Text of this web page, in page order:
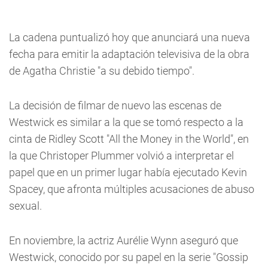
La cadena puntualizó hoy que anunciará una nueva
fecha para emitir la adaptación televisiva de la obra
de Agatha Christie "a su debido tiempo".
La decisión de filmar de nuevo las escenas de
Westwick es similar a la que se tomó respecto a la
cinta de Ridley Scott "All the Money in the World", en
la que Christoper Plummer volvió a interpretar el
papel que en un primer lugar había ejecutado Kevin
Spacey, que afronta múltiples acusaciones de abuso
sexual.
En noviembre, la actriz Aurélie Wynn aseguró que
Westwick, conocido por su papel en la serie "Gossip